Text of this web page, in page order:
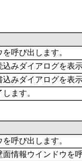
呼び出します。
込みダイアログを表
込みダイアログを表
ます。
呼び出します。
情報ウインドウを